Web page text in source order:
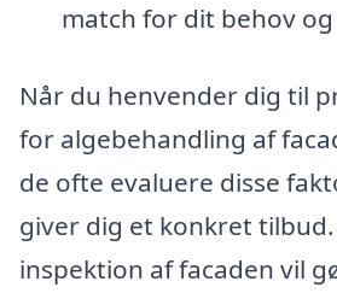
match for dit behov
Når du henvender dig til
for algebehandling af
de ofte evaluere disse
giver dig et konkret
inspektion af facaden vil